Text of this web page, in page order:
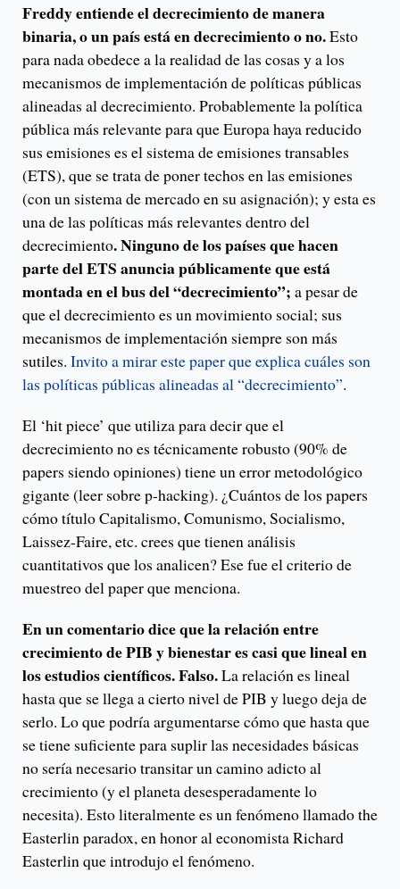
Freddy entiende el decrecimiento de manera
binaria, o un país está en decrecimiento o no.Esto
para nada obedece a la realidad de las cosas y a los
mecanismos de implementación de políticas públicas
alineadas al decrecimiento. Probablemente la política
pública más relevante para que Europa haya reducido
sus emisiones es el sistema de emisiones transables
(ETS), que se trata de poner techos en las emisiones
(con un sistema de mercado en su asignación); y esta es
una de las políticas más relevantes dentro del
decrecimiento. Ninguno de los países que hacen
parte del ETS anuncia públicamente que está
montada en el bus del “decrecimiento”; a pesar de
que el decrecimiento es un movimiento social; sus
mecanismos de implementación siempre son más
sutiles. Invito a mirar este paper que explica cuáles son
las políticas públicas alineadas al “decrecimiento”.
El ‘hit piece’ que utiliza para decir que el
decrecimiento no es técnicamente robusto (90% de
papers siendo opiniones) tiene un error metodológico
gigante (leer sobre p-hacking). ¿Cuántos de los papers
cómo título Capitalismo, Comunismo, Socialismo,
Laissez-Faire, etc. crees que tienen análisis
cuantitativos que los analicen? Ese fue el criterio de
muestreo del paper que menciona.
En un comentario dice que la relación entre
crecimiento de PIB y bienestar es casi que lineal en
los estudios científicos. Falso.La relación es lineal
hasta que se llega a cierto nivel de PIB y luego deja de
serlo. Lo que podría argumentarse cómo que hasta que
se tiene suficiente para suplir las necesidades básicas
no sería necesario transitar un camino adicto al
crecimiento (y el planeta desesperadamente lo
necesita). Esto literalmente es un fenómeno llamado the
Easterlin paradox, en honor al economista Richard
Easterlin que introdujo el fenómeno.